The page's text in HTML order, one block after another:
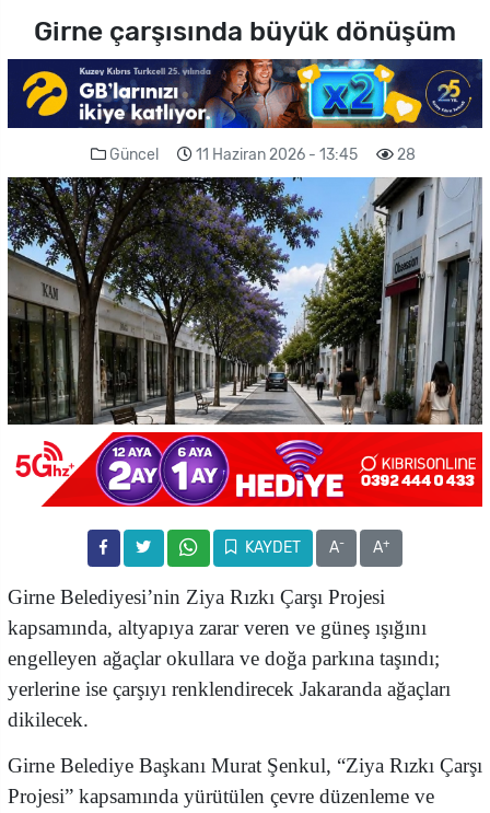
Girne çarşısında büyük dönüşüm
Güncel 11 Haziran 2026 - 13:45 28
KAYDET A- A+
Girne Belediyesi’nin Ziya Rızkı Çarşı Projesi
kapsamında, altyapıya zarar veren ve güneş ışığını
engelleyen ağaçlar okullara ve doğa parkına taşındı;
yerlerine ise çarşıyı renklendirecek Jakaranda ağaçları
dikilecek.
Girne Belediye Başkanı Murat Şenkul, “Ziya Rızkı Çarşı
Projesi” kapsamında yürütülen çevre düzenleme ve